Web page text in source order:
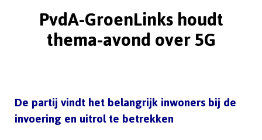
PvdA-GroenLinks houdt
thema-avond over 5G
De partij vindt het belangrijk inwoners bij de
invoering en uitrol te betrekken